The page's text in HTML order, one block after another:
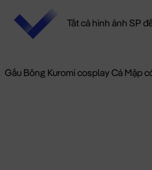
Tất cả hình ảnh SP
Gấu Bông Kuromi cosplay Cá Mập